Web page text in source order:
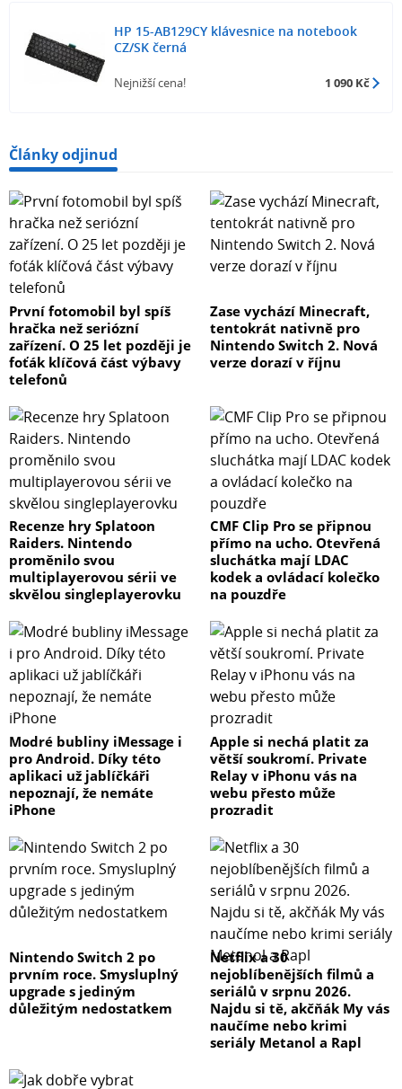
HP 15-AB129CY klávesnice na notebook
CZ/SK černá
Nejnižší cena! 1 090 Kč
Články odjinud
První fotomobil byl spíš
hračka než seriózní
zařízení. O 25 let později je
foťák klíčová část výbavy
telefonů
Zase vychází Minecraft,
tentokrát nativně pro
Nintendo Switch 2. Nová
verze dorazí v říjnu
Recenze hry Splatoon
Raiders. Nintendo
proměnilo svou
multiplayerovou sérii ve
skvělou singleplayerovku
CMF Clip Pro se připnou
přímo na ucho. Otevřená
sluchátka mají LDAC
kodek a ovládací kolečko
na pouzdře
Modré bubliny iMessage i
pro Android. Díky této
aplikaci už jablíčkáři
nepoznají, že nemáte
iPhone
Apple si nechá platit za
větší soukromí. Private
Relay v iPhonu vás na
webu přesto může
prozradit
Nintendo Switch 2 po
prvním roce. Smysluplný
upgrade s jediným
důležitým nedostatkem
Netflix a 30
nejoblíbenějších filmů a
seriálů v srpnu 2026.
Najdu si tě, akčňák My vás
naučíme nebo krimi
seriály Metanol a Rapl